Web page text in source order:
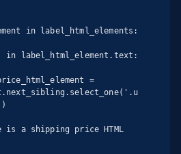
in label_html_elements: